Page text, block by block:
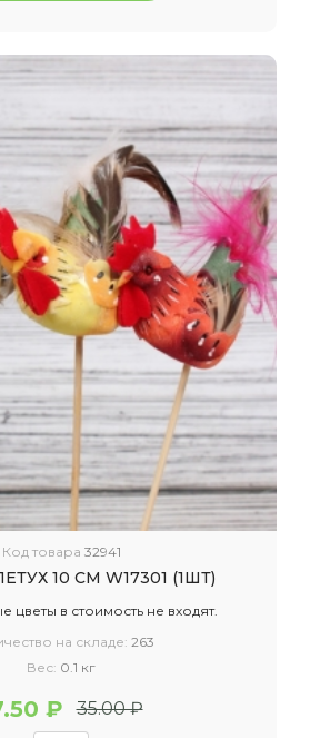
Код товара 32941
10 СМ W17301 (1ШТ)
цветы в стоимость не входят.
на складе: 263
Вес: 0.1 кг
₽ 35.00 ₽